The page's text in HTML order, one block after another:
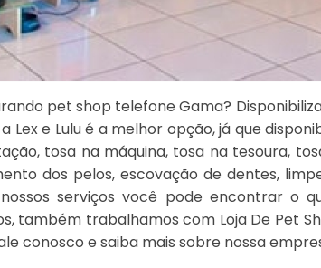
pet shop telefone Gama?
Lex e Lulu é a melhor opção, já que
tosa na máquina, tosa na tesoura,
dos pelos, escovação de dentes,
serviços você pode encontrar o
também trabalhamos com Loja De Pet
conosco e saiba mais sobre nossa